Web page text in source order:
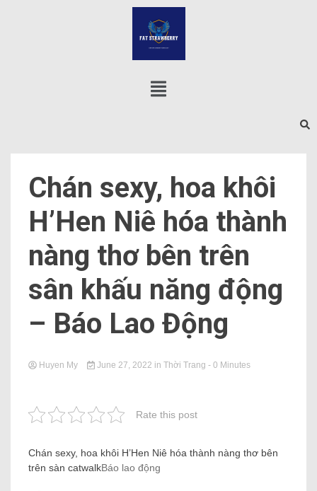
Chán sexy, hoa khôi
H’Hen Niê hóa thành
nàng thơ bên trên
sân khấu năng động
– Báo Lao Động
Huyen My June 27, 2022 in Thời Trang - 0 Minutes
Rate this post
Chán sexy, hoa khôi H’Hen Niê hóa thành nàng thơ bên
trên sàn catwalkBáo lao động